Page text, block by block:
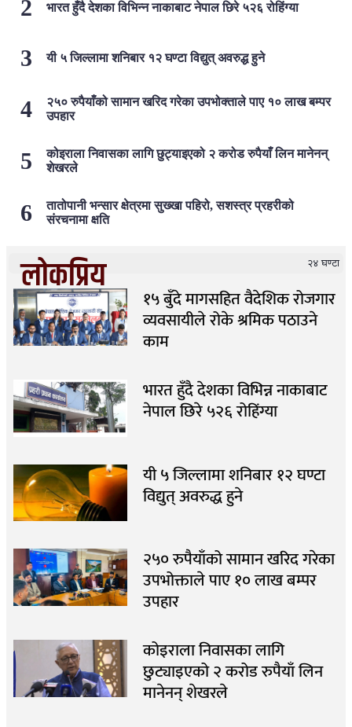
भारत हुँदै देशका विभिन्न नाकाबाट नेपाल छिरे ५२६ रोहिंग्या
यी ५ जिल्लामा शनिबार १२ घण्टा विद्युत् अवरुद्ध हुने
२५० रुपैयाँको सामान खरिद गरेका उपभोक्ताले पाए १० लाख बम्पर
उपहार
कोइराला निवासका लागि छुट्याइएको २ करोड रुपैयाँ लिन मानेनन्
शेखरले
तातोपानी भन्सार क्षेत्रमा सुख्खा पहिरो, सशस्त्र प्रहरीको
संरचनामा क्षति
लोकप्रिय २४ घण्टा
१५ बुँदे मागसहित वैदेशिक रोजगार
व्यवसायीले रोके श्रमिक पठाउने
काम
भारत हुँदै देशका विभिन्न नाकाबाट
नेपाल छिरे ५२६ रोहिंग्या
यी ५ जिल्लामा शनिबार १२ घण्टा
विद्युत् अवरुद्ध हुने
२५० रुपैयाँको सामान खरिद गरेका
उपभोक्ताले पाए १० लाख बम्पर
उपहार
कोइराला निवासका लागि
छुट्याइएको २ करोड रुपैयाँ लिन
मानेनन् शेखरले